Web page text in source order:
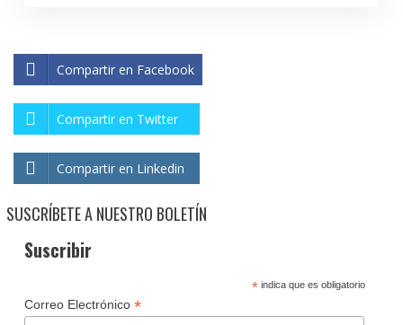
Compartir en Facebook
Compartir en Twitter
Compartir en Linkedin
SUSCRÍBETE A NUESTRO BOLETÍN
Suscribir
*indica que es obligatorio
Correo Electrónico *